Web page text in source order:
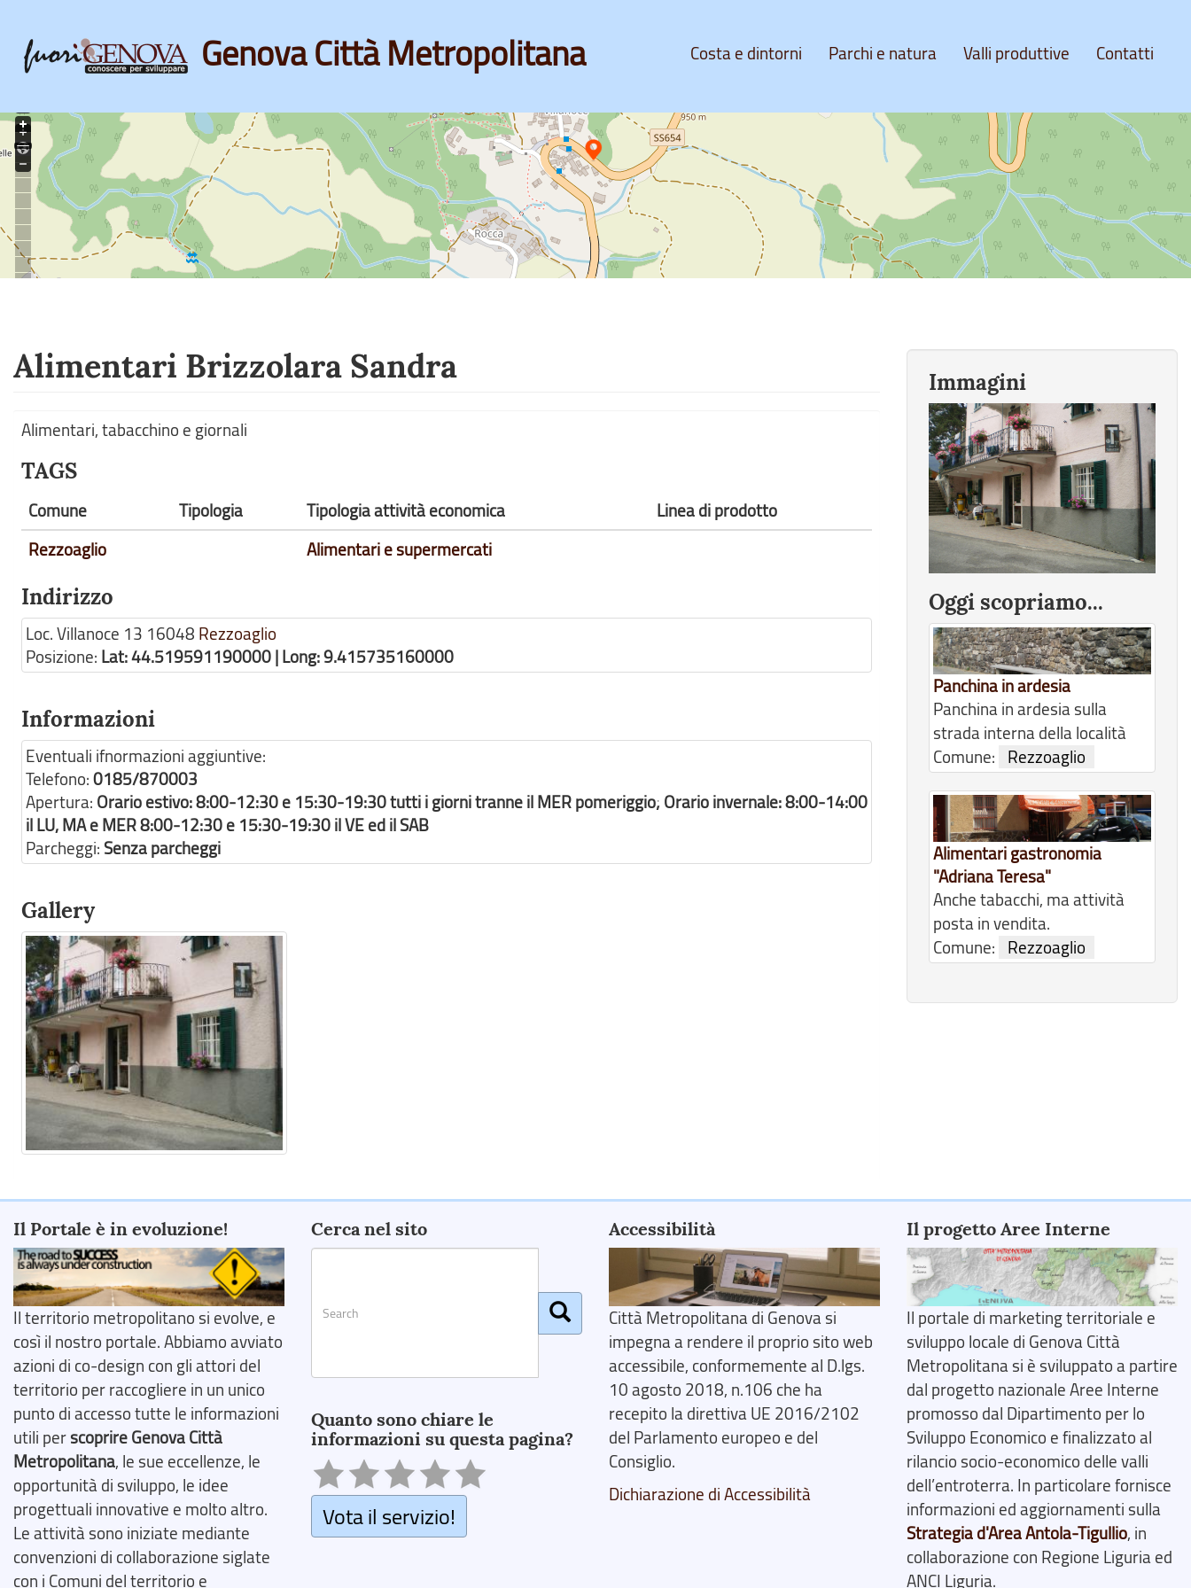
Skip
main
content
Genova Città Metropolitana Costa e dintorni Parchi e natura Valli produttive Contatti
Alimentari Brizzolara Sandra
Alimentari, tabacchino e giornali
TAGS
Comune Tipologia Tipologia attività economica
Linea di prodotto
Rezzoaglio
Alimentari e supermercati
Indirizzo
Loc. Villanoce 13 16048 Rezzoaglio
Posizione: Lat: 44.519591190000 | Long: 9.415735160000
Informazioni
Eventuali ifnormazioni aggiuntive:
Telefono:0185/870003
Apertura: Orario estivo: 8:00-12:30 e 15:30-19:30 tutti i giorni tranne il MER pomeriggio; Orario invernale: 8:00-14:00
il LU, MA e MER 8:00-12:30 e 15:30-19:30 il VE ed il SAB
Parcheggi: Senza parcheggi
Gallery
Immagini
Oggi scopriamo...
Panchina in ardesia
Panchina in ardesia sulla
strada interna della località
Comune:
Rezzoaglio
Alimentari gastronomia
"Adriana Teresa"
Anche tabacchi, ma attività
posta in vendita.
Comune:
Rezzoaglio
Il Portale è in evoluzione!
Il territorio metropolitano si evolve, e
così il nostro portale. Abbiamo avviato
azioni di co-design con gli attori del
territorio per raccogliere in un unico
punto di accesso tutte le informazioni
utili perscoprire Genova Città
Metropolitana, le sue eccellenze, le
opportunità di sviluppo, le idee
progettuali innovative e molto altro.
Le attività sono iniziate mediante
convenzioni di collaborazione siglate
con i Comuni del territorio e
Cerca nel sito
Quanto sono chiare le
informazioni su questa pagina?
Vota il servizio!
Accessibilità
Città Metropolitana di Genova si
impegna a rendere il proprio sito web
accessibile, conformemente al D.lgs.
10 agosto 2018, n.106 che ha
recepito la direttiva UE 2016/2102
del Parlamento europeo e del
Consiglio.
Dichiarazione di Accessibilità
Il progetto Aree Interne
Il portale di marketing territoriale e
sviluppo locale di Genova Città
Metropolitana si è sviluppato a partire
dal progetto nazionale Aree Interne
promosso dal Dipartimento per lo
Sviluppo Economico e finalizzato al
rilancio socio-economico delle valli
dell’entroterra. In particolare fornisce
informazioni ed aggiornamenti sulla
Strategia d'Area Antola-Tigullio, in
collaborazione con Regione Liguria ed
ANCI Liguria.